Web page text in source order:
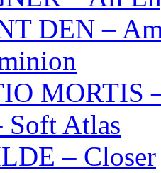
DEN –
MORTIS
Soft Atlas
– Closer